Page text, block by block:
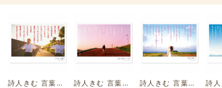
詩人きむ 言葉の応援ポストカード 「人生の幅」
詩人きむ 言葉の応援ポストカード 「空は見ている」
詩人きむ 言葉の応援ポストカード 「空が青く」